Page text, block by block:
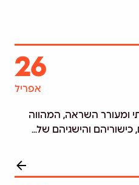
ומעורר השראה, המהווה
כישוריהם והישגיהם של...
26
אפריל